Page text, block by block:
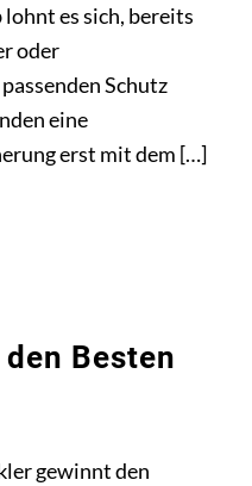
es sich, bereits
oder
Schutz
eine
erst mit dem […]
Besten
gewinnt den